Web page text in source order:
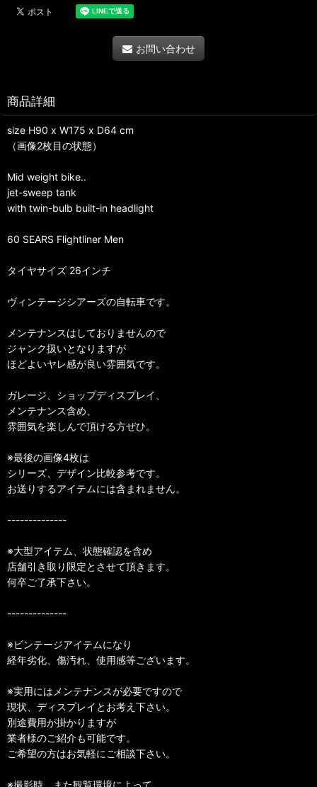
お問い合わせ
商品詳細
size H90 x W175 x D64 cm
（画像2枚目の状態）
Mid weight bike..
jet-sweep tank
with twin-bulb built-in headlight
60 SEARS Flightliner Men
タイヤサイズ 26インチ
ヴィンテージシアーズの自転車です。
メンテナンスはしておりませんので
ジャンク扱いとなりますが
ほどよいヤレ感が良い雰囲気です。
ガレージ、ショップディスプレイ、
メンテナンス含め、
雰囲気を楽しんで頂ける方ぜひ。
※最後の画像4枚は
シリーズ、デザイン比較参考です。
お送りするアイテムには含まれません。
--------------
※大型アイテム、状態確認を含め
店舗引き取り限定とさせて頂きます。
何卒ご了承下さい。
--------------
※ビンテージアイテムになり
経年劣化、傷汚れ、使用感等ございます。
※実用にはメンテナンスが必要ですので
現状、ディスプレイとお考え下さい。
別途費用が掛かりますが
業者様のご紹介も可能です。
ご希望の方はお気軽にご相談下さい。